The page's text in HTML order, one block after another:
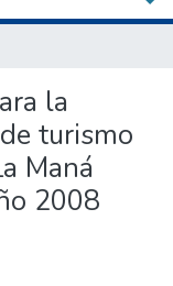
la
turismo
Maná
2008